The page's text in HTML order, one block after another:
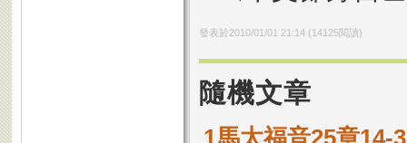
發表於2010/01/01 21:14(14125閱讀)
隨機文章
1馬太福音25章14-